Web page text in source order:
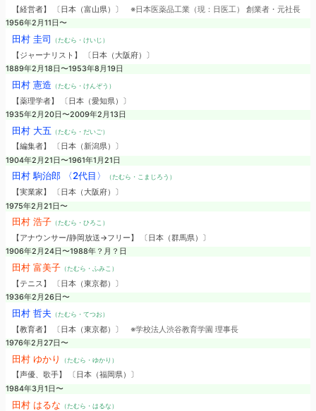
【経営者】 〔日本（富山県）〕 ※日本医薬品工業（現：日医工） 創業者・元社長
1956年2月11日〜
田村 圭司 （たむら・けいじ）
【ジャーナリスト】 〔日本（大阪府）〕
1889年2月18日〜1953年8月19日
田村 憲造 （たむら・けんぞう）
【薬理学者】 〔日本（愛知県）〕
1935年2月20日〜2009年2月13日
田村 大五 （たむら・だいご）
【編集者】 〔日本（新潟県）〕
1904年2月21日〜1961年1月21日
田村 駒治郎 〈2代目〉 （たむら・こまじろう）
【実業家】 〔日本（大阪府）〕
1975年2月21日〜
田村 浩子（たむら・ひろこ）
【アナウンサー/静岡放送→フリー】 〔日本（群馬県）〕
1906年2月24日〜1988年？月？日
田村 富美子（たむら・ふみこ）
【テニス】 〔日本（東京都）〕
1936年2月26日〜
田村 哲夫 （たむら・てつお）
【教育者】 〔日本（東京都）〕 ※学校法人渋谷教育学園 理事長
1976年2月27日〜
田村 ゆかり （たむら・ゆかり）
【声優、歌手】 〔日本（福岡県）〕
1984年3月1日〜
田村 はるな （たむら・はるな）